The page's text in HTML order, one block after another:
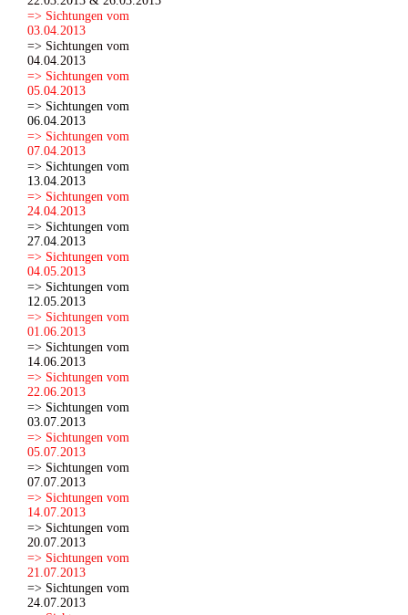
=> Sichtungen vom
03.04.2013
=> Sichtungen vom
04.04.2013
=> Sichtungen vom
05.04.2013
=> Sichtungen vom
06.04.2013
=> Sichtungen vom
07.04.2013
=> Sichtungen vom
13.04.2013
=> Sichtungen vom
24.04.2013
=> Sichtungen vom
27.04.2013
=> Sichtungen vom
04.05.2013
=> Sichtungen vom
12.05.2013
=> Sichtungen vom
01.06.2013
=> Sichtungen vom
14.06.2013
=> Sichtungen vom
22.06.2013
=> Sichtungen vom
03.07.2013
=> Sichtungen vom
05.07.2013
=> Sichtungen vom
07.07.2013
=> Sichtungen vom
14.07.2013
=> Sichtungen vom
20.07.2013
=> Sichtungen vom
21.07.2013
=> Sichtungen vom
24.07.2013